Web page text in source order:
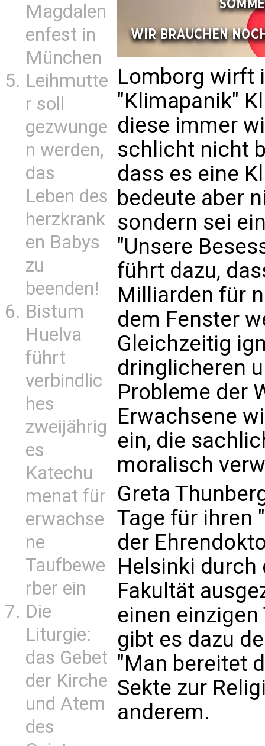
Magdalen
enfest in
München
Leihmutte
r soll
gezwunge
n werden,
das
Leben des
herzkrank
en Babys
zu
beenden!
Bistum
Huelva
führt
verbindlic
hes
zweijährig
es
Katechu
menat für
erwachse
ne
Taufbewe
rber ein
Die
Liturgie:
das Gebet
der Kirche
und Atem
des
Lomborg wirft
"Klimapanik"
diese immer
schlicht nicht
dass es eine
bedeute aber
sondern sei
"Unsere
führt dazu,
Milliarden für
dem Fenster
Gleichzeitig
dringlicheren
Probleme der
Erwachsene
ein, die
moralisch
Greta
Tage für ihren
der
Helsinki
Fakultät
einen
gibt es dazu
"Man bereitet
Sekte zur
anderem.